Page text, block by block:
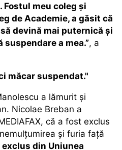
meu coleg şi
de Academie, a găsit că
să devină mai puternică şi
a mea.”, a
măcar suspendat."
a lămurit şi
Nicolae Breban a
că a fost exclus
şi furia faţă
din Uniunea